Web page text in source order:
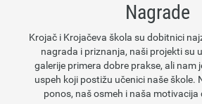
Nagrade
Krojač i Krojačeva škola su dobitnici
nagrada i priznanja, naši projekti su
galerije primera dobre prakse, ali nam
uspeh koji postižu učenici naše škole.
ponos, naš osmeh i naša motivacija